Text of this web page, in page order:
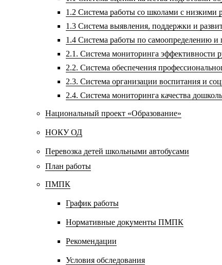
1.2 Система работы со школами с
1.3 Система выявления, поддержки и
1.4 Система работы по самоопределению
2.1. Система мониторинга эффективности
2.2. Система обеспечения
2.3. Система организации воспитания и
2.4. Система мониторинга качества
Национальный проект «Образование»
НОКУ ОД
Перевозка детей школьными автобусами
План работы
ПМПК
График работы
Нормативные документы ПМПК
Рекомендации
Условия обследования